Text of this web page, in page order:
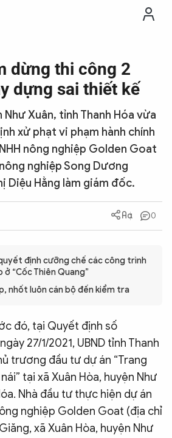
DÂN
Podcast
dừng thi công 2
dựng sai thiết kế
Như Xuân, tỉnh Thanh Hóa vừa
xử phạt vi phạm hành chính
nông nghiệp Golden Goat
nghiệp Song Dương
Diệu Hằng làm giám đốc.
0
định cưỡng chế các công trình
“Cốc Thiên Quang”
nhốt luôn cán bộ đến kiểm tra
đó, tại Quyết định số
27/1/2021, UBND tỉnh Thanh
trương đầu tư dự án “Trang
tại xã Xuân Hòa, huyện Như
Nhà đầu tư thực hiện dự án
nghiệp Golden Goat (địa chỉ
xã Xuân Hòa, huyện Như